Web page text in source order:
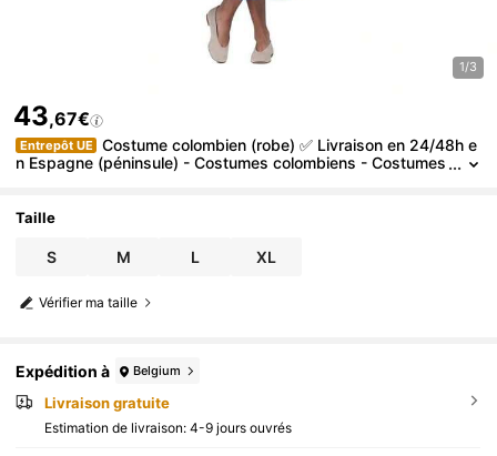
1/3
43,67€
Entrepôt UE
Costume colombien (robe) ✅ Livraison en 24/48h e
n Espagne (péninsule) - Costumes colombiens - Costumes
Taille
S M L XL
Vérifier ma taille
Expédition à Belgium
Livraison gratuite
Estimation de livraison: 4-9 jours ouvrés